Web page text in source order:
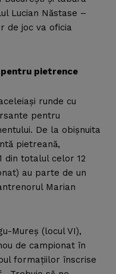
Lucian Năstase –
de joc va oficia
pentru pietrence
runde cu
pentru
De la obişnuita
pietreană,
din totalul celor 12
au parte de un
Marian
Mureş (locul VI),
de campionat în
formaţiilor înscrise